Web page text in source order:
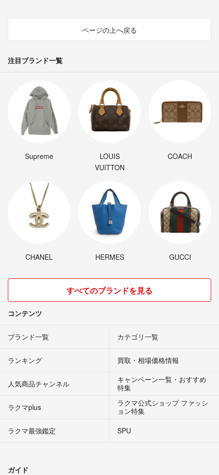
ページの上へ戻る
注目ブランド一覧
Supreme
LOUIS
VUITTON
COACH
CHANEL HERMES GUCCI
すべてのブランドを見る
コンテンツ
ブランド一覧 カテゴリ一覧
ランキング 買取・相場価格情報
人気商品チャンネル
キャンペーン一覧・おすすめ
特集
ラクマplus
ラクマ公式ショップ ファッシ
ョン特集
ラクマ最強鑑定
SPU
ガイド